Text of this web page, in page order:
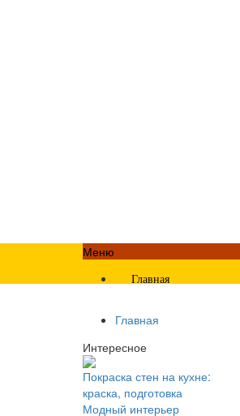
Меню
Главная
Главная
Интересное
Покраска стен на кухне:
краска, подготовка
Модный интерьер